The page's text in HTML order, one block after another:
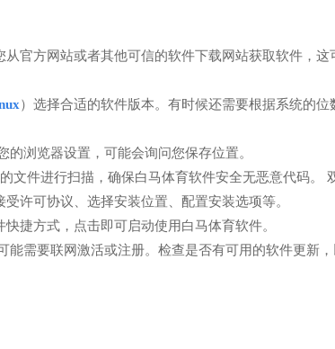
官方网站或者其他可信的软件下载网站获取软件，这
）选择合适的软件版本。有时候还需要根据系统的位
的浏览器设置，可能会询问您保存位置。
文件进行扫描，确保白马体育软件安全无恶意代码。
许可协议、选择安装位置、配置安装选项等。
捷方式，点击即可启动使用白马体育软件。
需要联网激活或注册。检查是否有可用的软件更新